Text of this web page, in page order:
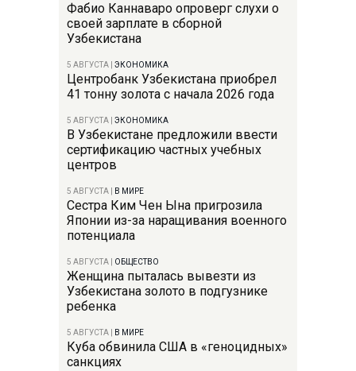
Фабио Каннаваро опроверг слухи о
своей зарплате в сборной
Узбекистана
5 АВГУСТА ЭКОНОМИКА
Центробанк Узбекистана приобрел
41 тонну золота с начала 2026 года
5 АВГУСТА ЭКОНОМИКА
В Узбекистане предложили ввести
сертификацию частных учебных
центров
5 АВГУСТА В МИРЕ
Сестра Ким Чен Ына пригрозила
Японии из-за наращивания военного
потенциала
5 АВГУСТА ОБЩЕСТВО
Женщина пыталась вывезти из
Узбекистана золото в подгузнике
ребенка
5 АВГУСТА В МИРЕ
Куба обвинила США в «геноцидных»
санкциях